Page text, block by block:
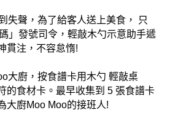
失聲，為了給客人送上美食，
只
」發號司令，輕敲木勺示意助手遞
貫注，不容怠惰!
大廚，按食譜卡用木勺 輕敲桌
的食材卡。最早收集到 5 張食譜卡
大廚Moo Moo的接班人!